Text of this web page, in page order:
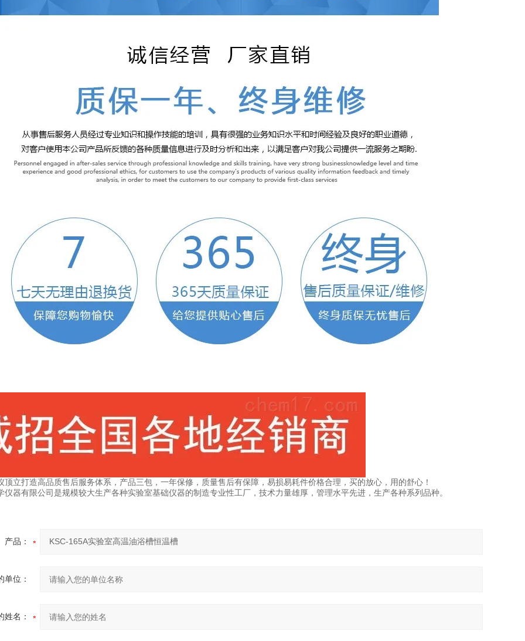
顶立打造高品质售后服务体系，产品三包，一年保修，质量售后有保障，易损易耗件价格合理，买的放心，用的舒心！
仪器有限公司是规模较大生产各种实验室基础仪器的制造专业性工厂，技术力量雄厚，管理水平先进，生产各种系列品种。
产品：
单位：
姓名：